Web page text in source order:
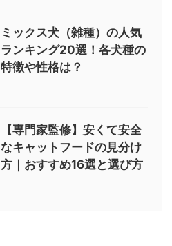
ミックス犬（雑種）の人気
ランキング20選！各犬種の
特徴や性格は？
【専門家監修】安くて安全
なキャットフードの見分け
方｜おすすめ16選と選び方